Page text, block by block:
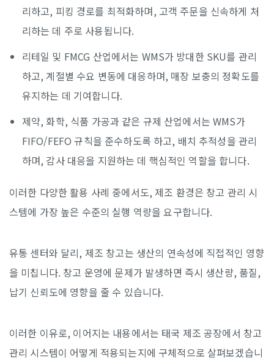
리하고, 피킹 경로를 최적화하며, 고객 주문을 신속하게 처
리하는 데 주로 사용됩니다.
리테일 및 FMCG 산업에서는 WMS가 방대한 SKU를 관리
하고, 계절별 수요 변동에 대응하며, 매장 보충의 정확도를
유지하는 데 기여합니다.
제약, 화학, 식품 가공과 같은 규제 산업에서는 WMS가
FIFO/FEFO 규칙을 준수하도록 하고, 배치 추적성을 관리
하며, 감사 대응을 지원하는 데 핵심적인 역할을 합니다.
이러한 다양한 활용 사례 중에서도, 제조 환경은 창고 관리 시
스템에 가장 높은 수준의 실행 역량을 요구합니다.
유통 센터와 달리, 제조 창고는 생산의 연속성에 직접적인 영향
을 미칩니다. 창고 운영에 문제가 발생하면 즉시 생산량, 품질,
납기 신뢰도에 영향을 줄 수 있습니다.
이러한 이유로, 이어지는 내용에서는 태국 제조 공장에서 창고
관리 시스템이 어떻게 적용되는지에 구체적으로 살펴보겠습니